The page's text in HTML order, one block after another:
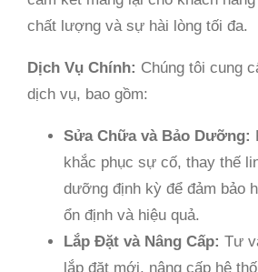
chất lượng và sự hài lòng tối đa.
Dịch Vụ Chính: Chúng tôi cung
dịch vụ, bao gồm:
Sửa Chữa và Bảo Dưỡng:
khắc phục sự cố, thay thế
dưỡng định kỳ để đảm bảo
ổn định và hiệu quả.
Lắp Đặt và Nâng Cấp: Tư
lắp đặt mới, nâng cấp hệ